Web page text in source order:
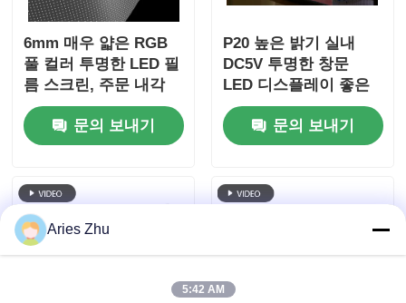
6mm 매우 얇은 RGB
풀 컬러 투명한 LED 필
름 스크린, 주문 내각
차원, 쇼핑 센터 상점
창 상업 광고를 위한 높
은 투명도 가동 가능한
문의 보내기
P20 높은 밝기 실내
DC5V 투명한 창문
LED 디스플레이 좋은
품질 판탈라 LED 투명
한 화면 문의 보내기
Aries Zhu
5:42 AM